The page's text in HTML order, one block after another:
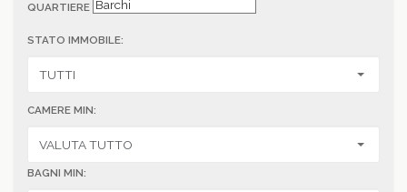
QUARTIERE
STATO IMMOBILE:
CAMERE MIN:
BAGNI MIN: